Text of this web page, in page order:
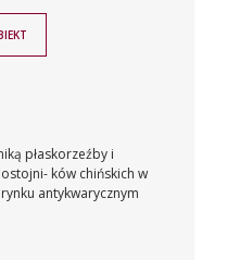
płaskorzeźby i
ków chińskich w
antykwarycznym